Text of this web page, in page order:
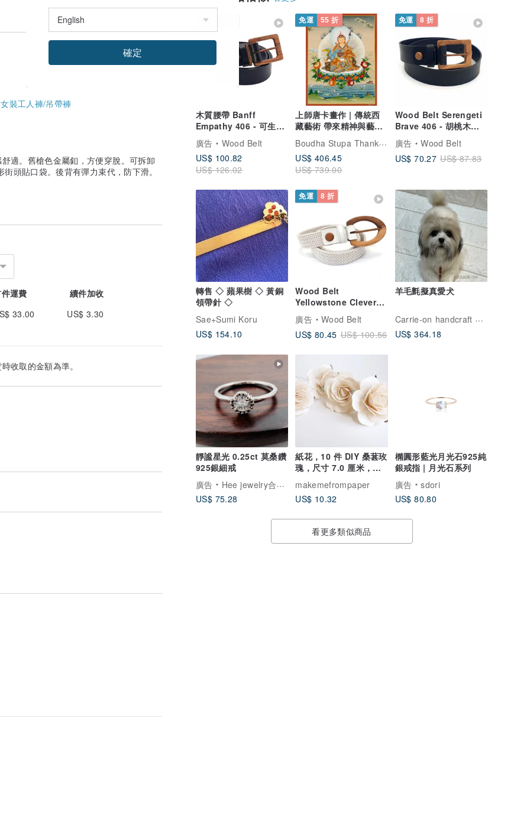
免運
木質腰帶 Banff
Empathy 406 - 可生物
降解胡桃木黑色皮帶
廣告
Wood Belt
US$ 100.82
US$ 126.02
免運 55 折
上師唐卡畫作 | 傳統西
藏藝術 帶來精神與藝術
的和諧
Boudha Stupa Thanka Centre
US$ 406.45
US$ 739.00
免運 8 折
Wood Belt Serengeti
Brave 406 - 胡桃木黑
色皮革拼接皮帶
廣告
Wood Belt
US$ 70.27 US$ 87.83
轉售 ◇ 蘋果樹 ◇ 黃銅
領帶針 ◇
Sae+Sumi Koru
US$ 154.10
免運 8 折
Wood Belt
Yellowstone Clever
317 - 胡桃木 白色編織
棉繩皮帶
廣告
Wood Belt
US$ 80.45 US$ 100.56
羊毛氈擬真愛犬
Carrie-on handcraft station
US$ 364.18
靜謐星光 0.25ct 莫桑鑽
925銀細戒
廣告
Hee jewelry合一輕珠寶
US$ 75.28
紙花，10 件 DIY 桑葚玫
瑰，尺寸 7.0 厘米，白
makemefrompaper
US$ 10.32
橢圓形藍光月光石925純
銀戒指 | 月光石系列
廣告
sdori
US$ 80.80
看更多類似商品
女裝工人褲/吊帶褲
適。舊槍色金屬釦，方便穿脫。可拆卸
頭貼口袋。後背有彈力束代，防下滑。
運費
續件加收
33.00
US$ 3.30
收取的金額為準。
確定